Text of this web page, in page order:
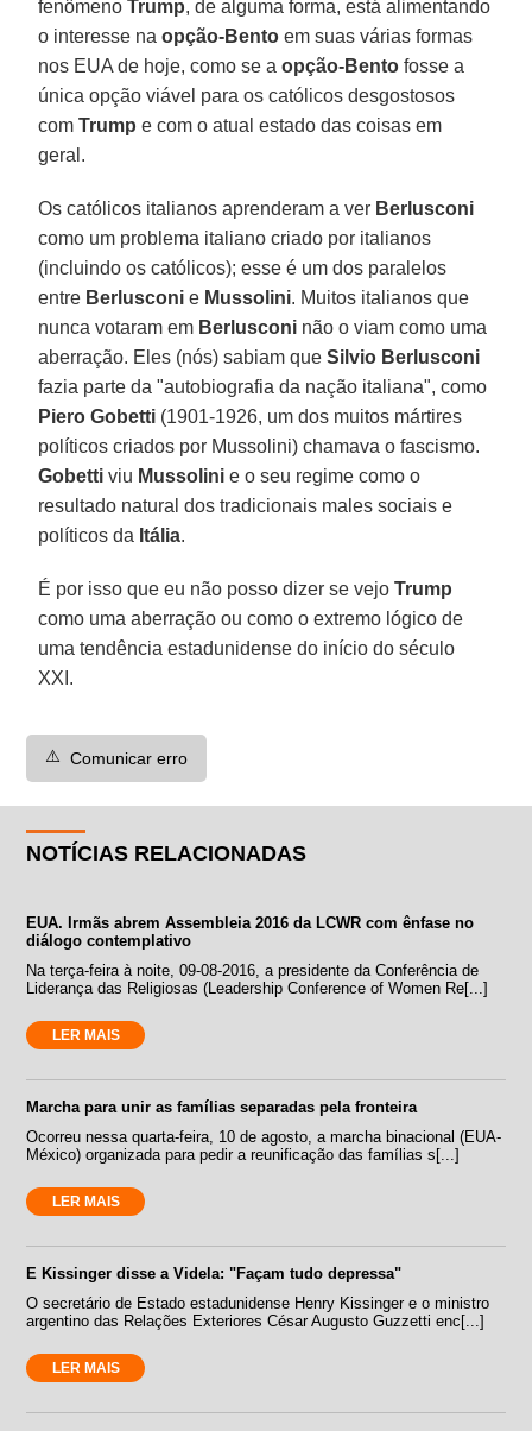
fenômenoTrump, de alguma forma, está alimentando
o interesse naopção-Bento em suas várias formas
nos EUA de hoje, como se aopção-Bento fosse a
única opção viável para os católicos desgostosos
comTrump e com o atual estado das coisas em
geral.
Os católicos italianos aprenderam a ver Berlusconi
como um problema italiano criado por italianos
(incluindo os católicos); esse é um dos paralelos
entre Berlusconi e Mussolini. Muitos italianos que
nunca votaram em Berlusconi não o viam como uma
aberração. Eles (nós) sabiam queSilvio Berlusconi
fazia parte da "autobiografia da nação italiana", como
Piero Gobetti (1901-1926, um dos muitos mártires
políticos criados por Mussolini) chamava o fascismo.
Gobetti viu Mussolini e o seu regime como o
resultado natural dos tradicionais males sociais e
políticos da Itália.
É por isso que eu não posso dizer se vejoTrump
como uma aberração ou como o extremo lógico de
uma tendência estadunidense do início do século
XXI.
⚠️ Comunicar erro
NOTÍCIAS RELACIONADAS
EUA. Irmãs abrem Assembleia 2016 da LCWR com ênfase no
diálogo contemplativo
Na terça-feira à noite, 09-08-2016, a presidente da Conferência de
Liderança das Religiosas (Leadership Conference of Women Re[...]
LER MAIS
Marcha para unir as famílias separadas pela fronteira
Ocorreu nessa quarta-feira, 10 de agosto, a marcha binacional (EUA-
México) organizada para pedir a reunificação das famílias s[...]
LER MAIS
E Kissinger disse a Videla: "Façam tudo depressa"
O secretário de Estado estadunidense Henry Kissinger e o ministro
argentino das Relações Exteriores César Augusto Guzzetti enc[...]
LER MAIS